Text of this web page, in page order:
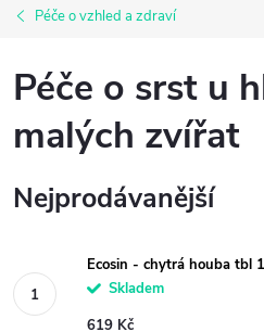
Péče o vzhled a zdraví
Péče o srst u
malých zvířat
Nejprodávanější
Ecosin - chytrá houba tbl
Skladem
619 Kč